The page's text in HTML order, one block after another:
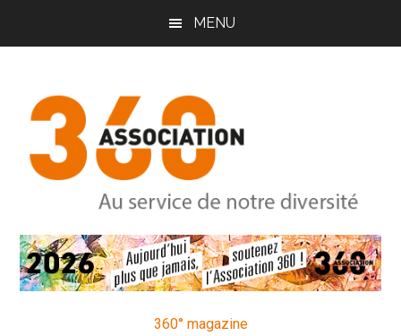
latérale
principale
MENU
Association
360
Au
service
de
360° magazine